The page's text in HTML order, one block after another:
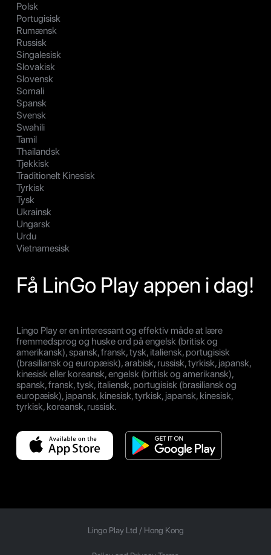
Polsk
Portugisisk
Rumænsk
Russisk
Singalesisk
Slovakisk
Slovensk
Somali
Spansk
Svensk
Swahili
Tamil
Thailandsk
Tjekkisk
Traditionelt Kinesisk
Tyrkisk
Tysk
Ukrainsk
Ungarsk
Urdu
Vietnamesisk
Få LinGo Play appen i dag!
Lingo Play er en interessant og effektiv måde at lære
fremmedsprog og huske ord på engelsk (britisk og
amerikansk), spansk, fransk, tysk, italiensk, portugisisk
(brasiliansk og europæisk), arabisk, russisk, tyrkisk, japansk,
kinesisk eller koreansk, engelsk (britisk og amerikansk),
spansk, fransk, tysk, italiensk, portugisisk (brasiliansk og
europæisk), japansk, kinesisk, tyrkisk, japansk, kinesisk,
tyrkisk, koreansk, russisk.
Lingo Play Ltd / Hong Kong